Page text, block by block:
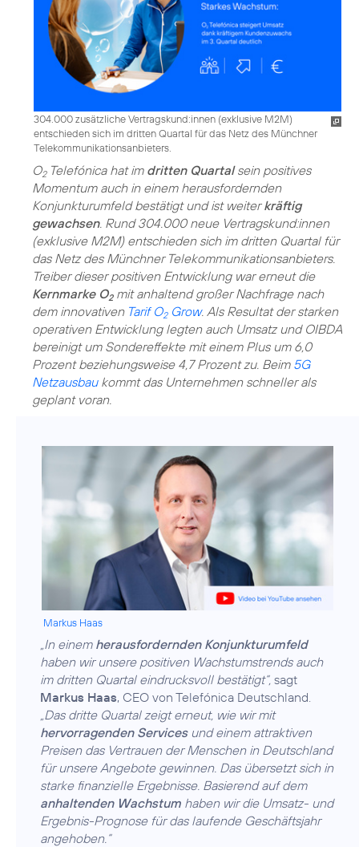
304.000 zusätzliche Vertragskund:innen (exklusive M2M)
entschieden sich im dritten Quartal für das Netz des Münchner
Telekommunikationsanbieters.
O2Telefónica hat im dritten Quartalsein positives
Momentum auch in einem herausfordernden
Konjunkturumfeld bestätigt und ist weiterkräftig
gewachsen. Rund 304.000 neue Vertragskund:innen
(exklusive M2M) entschieden sich im dritten Quartal für
das Netz des Münchner Telekommunikationsanbieters.
Treiber dieser positiven Entwicklung war erneut die
Kernmarke O2mit anhaltend großer Nachfrage nach
dem innovativen Tarif O2Grow. Als Resultat der starken
operativen Entwicklung legten auch Umsatz und OIBDA
bereinigt um Sondereffekte mit einem Plus um 6,0
Prozent beziehungsweise 4,7 Prozent zu. Beim 5G
Netzausbaukommt das Unternehmen schneller als
geplant voran.
Markus Haas
„In einem herausfordernden Konjunkturumfeld
haben wir unsere positiven Wachstumstrends auch
im dritten Quartal eindrucksvoll bestätigt“, sagt
Markus Haas, CEO von Telefónica Deutschland.
„Das dritte Quartal zeigt erneut, wie wir mit
hervorragenden Servicesund einem attraktiven
Preisen das Vertrauen der Menschen in Deutschland
für unsere Angebote gewinnen. Das übersetzt sich in
starke finanzielle Ergebnisse. Basierend auf dem
anhaltenden Wachstum haben wir die Umsatz- und
Ergebnis-Prognose für das laufende Geschäftsjahr
angehoben.“